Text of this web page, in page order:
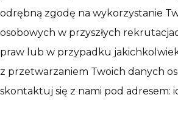
odrębną zgodę na wykorzystanie
osobowych w przyszłych
praw lub w przypadku
z przetwarzaniem Twoich danych
skontaktuj się z nami pod adresem: